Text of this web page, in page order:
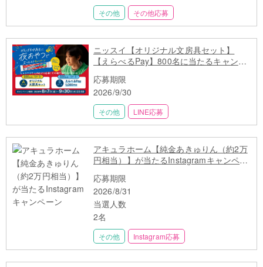
その他 その他応募
ニッスイ【オリジナル文房具セット】
【えらべるPay】800名に当たるキャンペ
応募期限
2026/9/30
その他 LINE応募
アキュラホーム【純金あきゅりん（約2万
円相当）】が当たるInstagramキャンペー
応募期限
2026/8/31
当選人数
2名
その他 Instagram応募